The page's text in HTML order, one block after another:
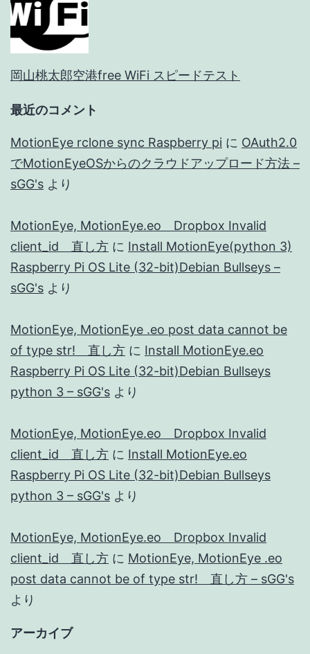
岡山桃太郎空港free WiFi スピードテスト
最近のコメント
MotionEye rclone sync Raspberry pi に OAuth2.0
でMotionEyeOSからのクラウドアップロード方法 –
sGG's より
MotionEye, MotionEye.eo Dropbox Invalid
client_id 直し方 に Install MotionEye(python 3)
Raspberry Pi OS Lite (32-bit)Debian Bullseys –
sGG's より
MotionEye, MotionEye .eo post data cannot be
of type str! 直し方 に Install MotionEye.eo
Raspberry Pi OS Lite (32-bit)Debian Bullseys
python 3 – sGG's より
MotionEye, MotionEye.eo Dropbox Invalid
client_id 直し方 に Install MotionEye.eo
Raspberry Pi OS Lite (32-bit)Debian Bullseys
python 3 – sGG's より
MotionEye, MotionEye.eo Dropbox Invalid
client_id 直し方 に MotionEye, MotionEye .eo
post data cannot be of type str! 直し方 – sGG's
より
アーカイブ